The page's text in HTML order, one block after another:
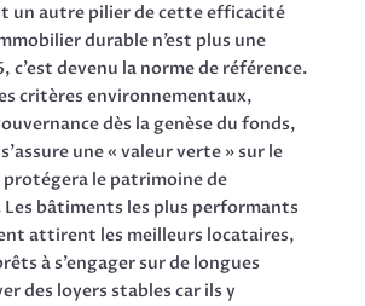
un autre pilier de cette efficacité
durable n’est plus une
c’est devenu la norme de référence.
critères environnementaux,
dès la genèse du fonds,
une « valeur verte » sur le
le patrimoine de
Les bâtiments les plus performants
attirent les meilleurs locataires,
à s’engager sur de longues
des loyers stables car ils y